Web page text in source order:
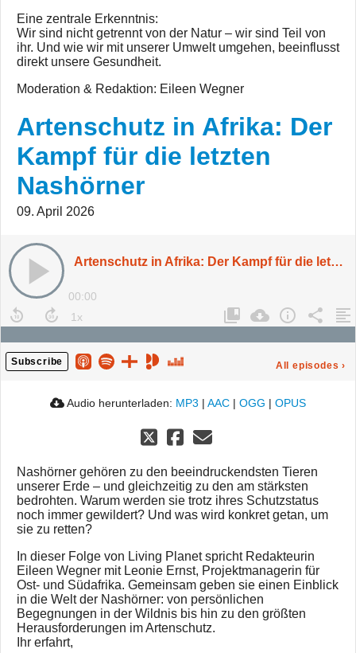
Eine zentrale Erkenntnis:
Wir sind nicht getrennt von der Natur – wir sind Teil von
ihr. Und wie wir mit unserer Umwelt umgehen, beeinflusst
direkt unsere Gesundheit.
Moderation & Redaktion: Eileen Wegner
Artenschutz in Afrika: Der
Kampf für die letzten
Nashörner
09. April 2026
Artenschutz in Afrika: Der Kampf für die letzten Nashörner
00:00
Subscribe All episodes ›
Audio herunterladen: MP3 | AAC | OGG | OPUS
Nashörner gehören zu den beeindruckendsten Tieren
unserer Erde – und gleichzeitig zu den am stärksten
bedrohten. Warum werden sie trotz ihres Schutzstatus
noch immer gewildert? Und was wird konkret getan, um
sie zu retten?
In dieser Folge von Living Planet spricht Redakteurin
Eileen Wegner mit Leonie Ernst, Projektmanagerin für
Ost- und Südafrika. Gemeinsam geben sie einen Einblick
in die Welt der Nashörner: von persönlichen
Begegnungen in der Wildnis bis hin zu den größten
Herausforderungen im Artenschutz.
Ihr erfahrt,